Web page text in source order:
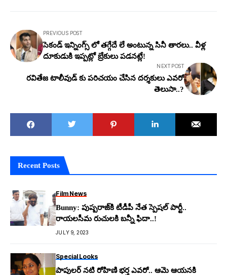
PREVIOUS POST
సెకండ్ ఇన్నింగ్స్ లో త‌గ్గేదే లే అంటున్న సినీ తార‌లు.. వీళ్ల
దూకుడుకి ఇప్ప‌ట్లో బ్రేకులు ప‌డ‌న‌ట్లే!
NEXT POST
రవితేజ టాలీవుడ్ కు పరిచయం చేసిన దర్శకులు ఎవరో
తెలుసా..?
Recent Posts
Film News
Bunny: పుష్ప‌రాజ్‌కి టీడీపీ నేత స్పెష‌ల్ పార్టీ..
రాయ‌ల‌సీమ రుచులకి బ‌న్నీ ఫిదా..!
JULY 9, 2023
Special Looks
పాపులర్ నటి రోహిణి భర్త ఎవరో.. ఆమె ఆయనకి